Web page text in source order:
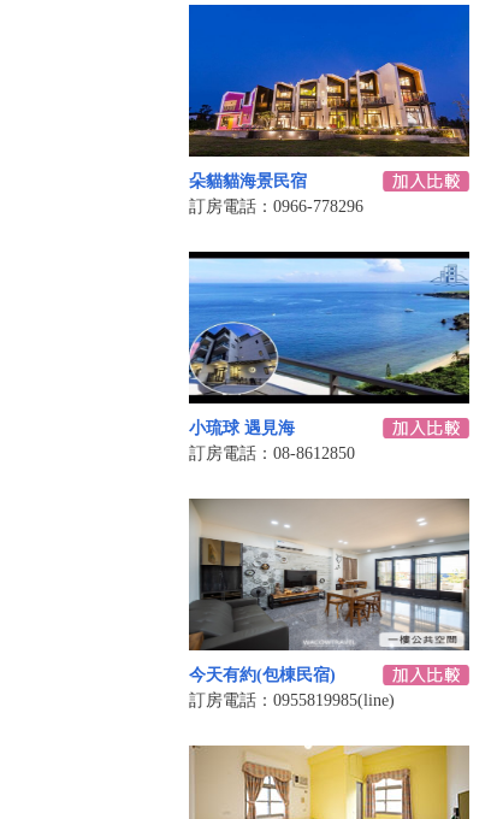
朵貓貓海景民宿
訂房電話：0966-778296
小琉球 遇見海
訂房電話：08-8612850
今天有約(包棟民宿)
訂房電話：0955819985(line)